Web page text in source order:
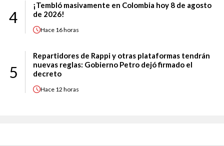
4
¡Tembló masivamente en Colombia hoy 8 de agosto
de 2026!
Hace 16 horas
5
Repartidores de Rappi y otras plataformas tendrán
nuevas reglas: Gobierno Petro dejó firmado el
decreto
Hace 12 horas